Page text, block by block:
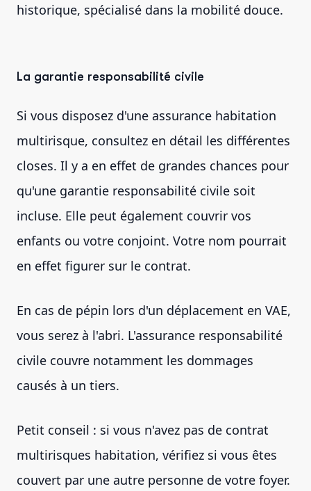
historique, spécialisé dans la mobilité douce.
La garantie responsabilité civile
Si vous disposez d'une assurance habitation
multirisque, consultez en détail les différentes
closes. Il y a en effet de grandes chances pour
qu'une garantie responsabilité civile soit
incluse. Elle peut également couvrir vos
enfants ou votre conjoint. Votre nom pourrait
en effet figurer sur le contrat.
En cas de pépin lors d'un déplacement en VAE,
vous serez à l'abri. L'assurance responsabilité
civile couvre notamment les dommages
causés à un tiers.
Petit conseil : si vous n'avez pas de contrat
multirisques habitation, vérifiez si vous êtes
couvert par une autre personne de votre foyer.